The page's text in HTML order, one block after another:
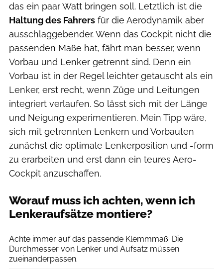
das ein paar Watt bringen soll. Letztlich ist die
Haltung des Fahrers für die Aerodynamik aber
ausschlaggebender. Wenn das Cockpit nicht die
passenden Maße hat, fährt man besser, wenn
Vorbau und Lenker getrennt sind. Denn ein
Vorbau ist in der Regel leichter getauscht als ein
Lenker, erst recht, wenn Züge und Leitungen
integriert verlaufen. So lässt sich mit der Länge
und Neigung experimentieren. Mein Tipp wäre,
sich mit getrennten Lenkern und Vorbauten
zunächst die optimale Lenkerposition und -form
zu erarbeiten und erst dann ein teures Aero-
Cockpit anzuschaffen.
Worauf muss ich achten, wenn ich
Lenkeraufsätze montiere?
Achte immer auf das passende Klemmmaß: Die
Durchmesser von Lenker und Aufsatz müssen
zueinanderpassen.